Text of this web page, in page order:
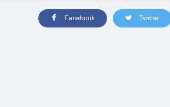
Facebook Twitter